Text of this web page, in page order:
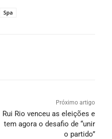
Spa
Próximo artigo
Rui Rio venceu as eleições e
tem agora o desafio de “unir
o partido”